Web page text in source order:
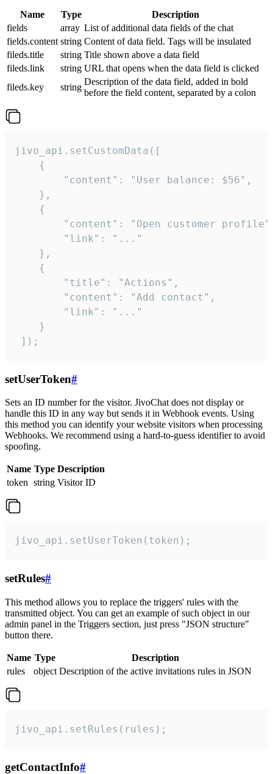
Name Type
Description
fields
array List of additional data fields of the chat
fields.content string Content of data field. Tags will be insulated
fileds.title
string Title shown above a data field
fileds.link
string URL that opens when the data field is clicked
fileds.key
string
Description of the data field, added in bold
before the field content, separated by a colon
jivo_api.setCustomData([
    {
        "content": "User balance: $56",
    },
    {
"content": "Open customer
        "link": "..."
    },
    {
        "title": "Actions",
        "content": "Add contact",
        "link": "..."
    }
]);
setUserToken#
Sets an ID number for the visitor. JivoChat does not display or
handle this ID in any way but sends it in Webhook events. Using
this method you can identify your website visitors when processing
Webhooks. We recommend using a hard-to-guess identifier to avoid
spoofing.
Name Type Description
token string Visitor ID
jivo_api.setUserToken(token);
setRules#
This method allows you to replace the triggers' rules with the
transmitted object. You can get an example of such object in our
admin panel in the Triggers section, just press "JSON structure"
button there.
Name Type
Description
rules
object Description of the active invitations rules in JSON
jivo_api.setRules(rules);
getContactInfo#